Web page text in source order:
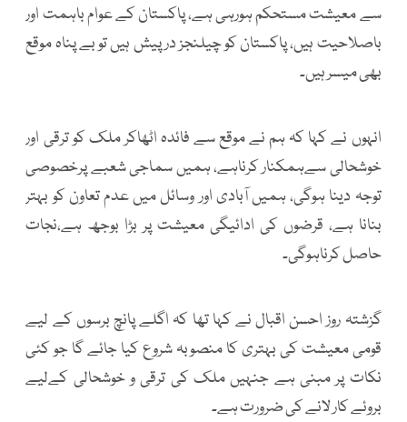
سے معیشت مستحکم ہورہی ہے، پاکستان کے عوام باہمت اور
باصلاحیت ہیں، پاکستان کو چیلنجز درپیش ہیں تو بے پناہ موقع
بھی میسر ہیں۔
انہوں نے کہا کہ ہم نے موقع سے فائدہ اٹھاکر ملک کو ترقی اور
خوشحالی سےہمکنار کرناہے، ہمیں سماجی شعبے پرخصوصی
توجہ دینا ہوگی، ہمیں آبادی اور وسائل میں عدم تعاون کو بہتر
بنانا ہے، قرضوں کی ادائیگی معیشت پر بڑا بوجھ ہے،نجات
حاصل کرناہوگی۔
گزشتہ روز احسن اقبال نے کہا تھا کہ اگلے پانچ برسوں کے لیے
قومی معیشت کی بہتری کا منصوبہ شروع کیا جائے گا جو کئی
نکات پر مبنی ہے جنہیں ملک کی ترقی و خوشحالی کےلیے
بروئے کار لانے کی ضرورت ہے۔